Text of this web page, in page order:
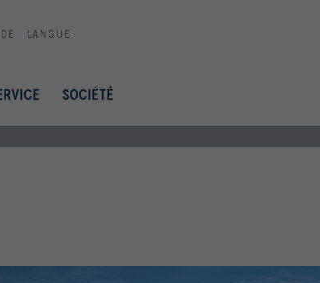
LANGUE
SOCIÉTÉ